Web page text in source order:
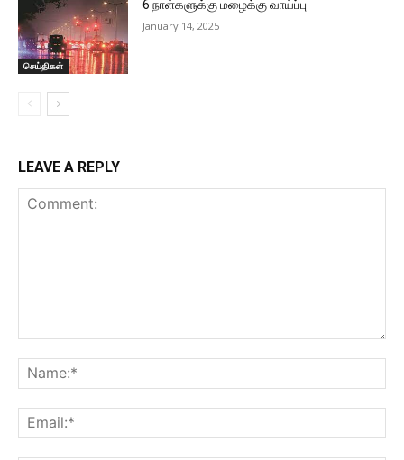
செய்திகள்
6 நாள்களுக்கு மழைக்கு வாய்ப்பு
January 14, 2025
LEAVE A REPLY